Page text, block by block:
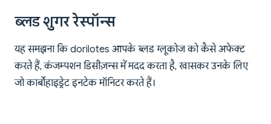
ब्लड शुगर रेस्पॉन्स
यह समझना कि dorilotes आपके ब्लड ग्लूकोज को कैसे अफेक्ट
करते हैं, कंजम्पशन डिसीज़न्स में मदद करता है, खासकर उनके लिए
जो कार्बोहाइड्रेट इनटेक मॉनिटर करते हैं।